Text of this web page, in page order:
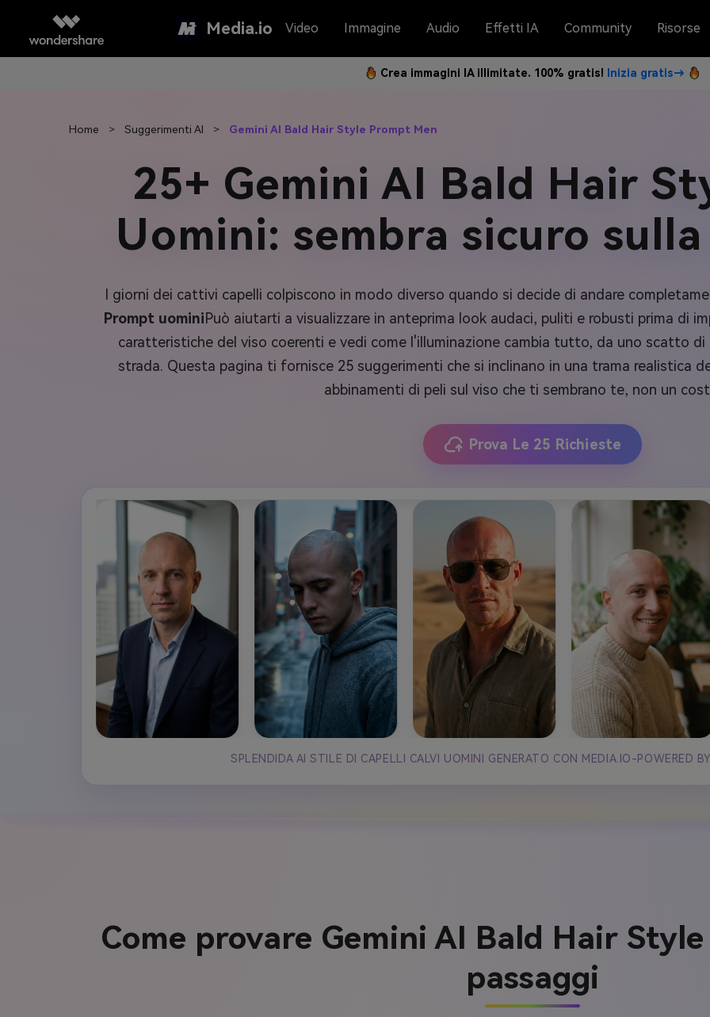
Media.io Video Immagine Audio Effetti IA Community Risorse
Crea immagini IA illimitate. 100% gratis! Inizia gratis→
Home > Suggerimenti AI > Gemini AI Bald Hair Style Prompt Men
25+ Gemini AI Bald Hair
Uomini: sembra sicuro
I giorni dei cattivi capelli colpiscono in modo diverso quando si decide di andare
Prompt uominiPuò aiutarti a visualizzare in anteprima look audaci, puliti e robusti prima di
caratteristiche del viso coerenti e vedi come l'illuminazione cambia tutto, da uno scatto
strada. Questa pagina ti fornisce 25 suggerimenti che si inclinano in una trama realistica
abbinamenti di peli sul viso che ti sembrano te, non un
Prova Le 25 Richieste
SPLENDIDA AI STILE DI CAPELLI CALVI UOMINI GENERATO CON MEDIA.IO-POWERED BY
Come provare Gemini AI Bald Hair
passaggi